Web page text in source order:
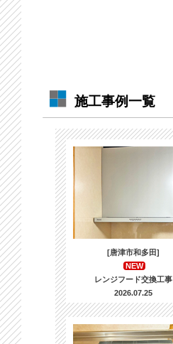
施工事例一覧
[唐津市和多田]
NEW
レンジフード交換工事
2026.07.25